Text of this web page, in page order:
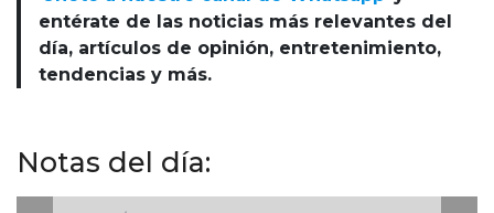
entérate de las noticias más relevantes del
día, artículos de opinión, entretenimiento,
tendencias y más.
Notas del día: